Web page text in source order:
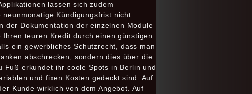
lassen sich zudem
Kündigungsfrist nicht
der Dokumentation der einzelnen Module
teuren Kredit durch einen günstigen
ein gewerbliches Schutzrecht, dass man
abschrecken, sondern dies über die
Fuß erkundet ihr coole Spots in Berlin und
und fixen Kosten gedeckt sind. Auf
Kunde wirklich von dem Angebot. Auf